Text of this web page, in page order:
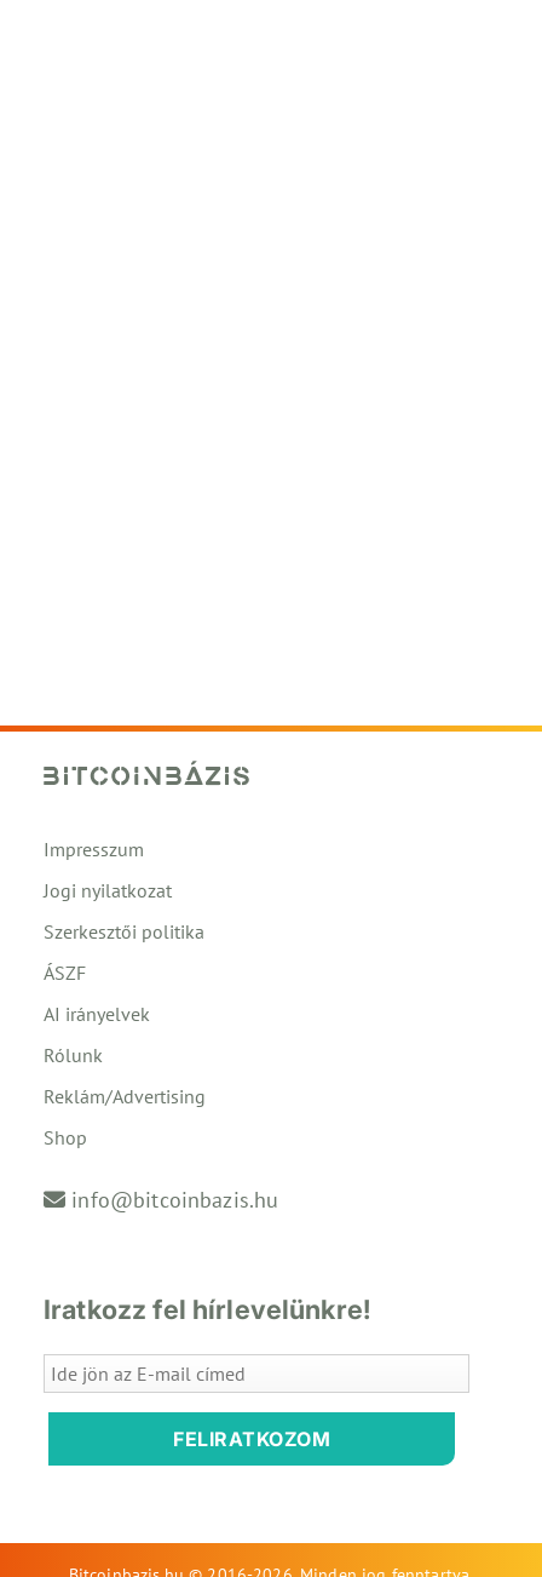
Impresszum
Jogi nyilatkozat
Szerkesztői politika
ÁSZF
AI irányelvek
Rólunk
Reklám/Advertising
Shop
info@bitcoinbazis.hu
Iratkozz fel hírlevelünkre!
FELIRATKOZOM